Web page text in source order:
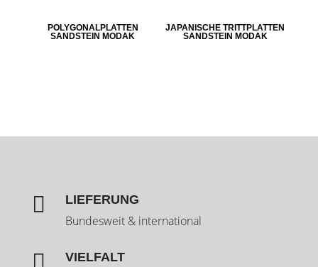
POLYGONALPLATTEN
SANDSTEIN MODAK
JAPANISCHE TRITTPLATTEN
SANDSTEIN MODAK
 LIEFERUNG
Bundesweit & international
VIELFALT